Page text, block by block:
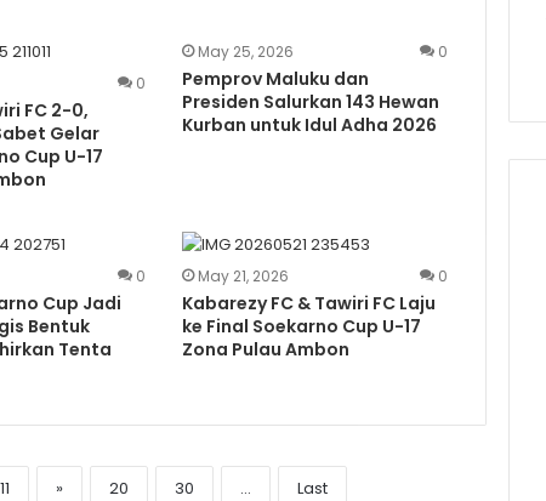
0
FC 2-0,
Gelar
Cup U-17
May 25, 2026 0
Pemprov Maluku dan
Presiden Salurkan 143 Hewan
Kurban untuk Idul Adha 2026
0
Cup Jadi
Bentuk
Tenta
May 21, 2026 0
Kabarezy FC & Tawiri FC Laju
ke Final Soekarno Cup U-17
Zona Pulau Ambon
11 » 20 30 ... Last